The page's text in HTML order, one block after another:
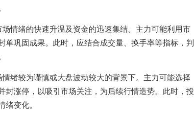
场情绪的快速升温及资金的迅速集结。主力可能利用市
巩固成果。此时，应结合成交量、换手率等指标，判
情绪较为谨慎或大盘波动较大的背景下。主力可能选择
涨停，以吸引市场关注，为后续行情造势。此时，投
变化。